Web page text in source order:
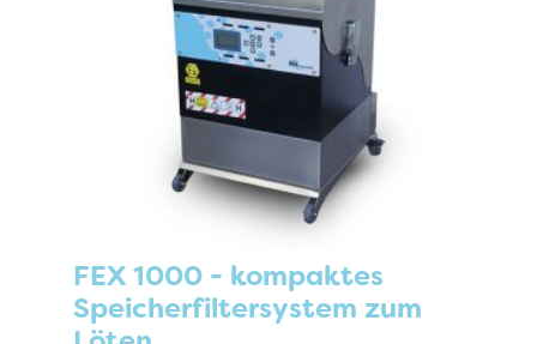
FEX 1000 - kompaktes
Speicherfiltersystem zum